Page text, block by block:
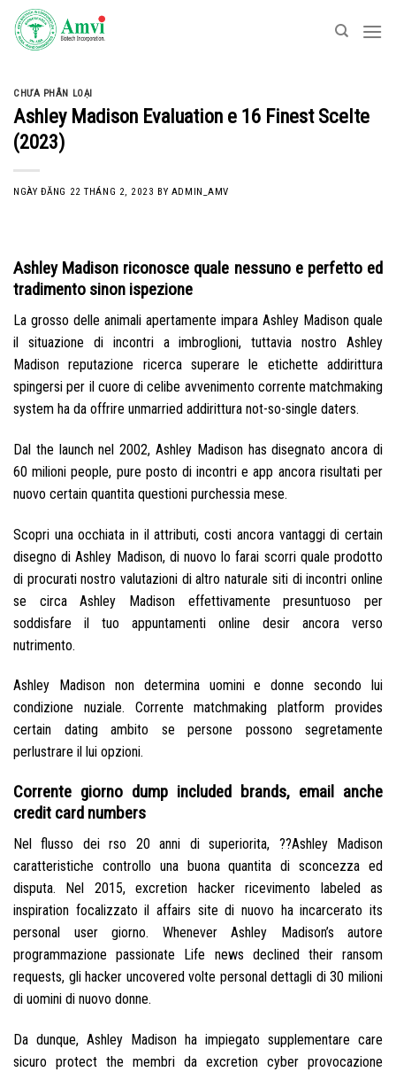
Skip
content
CHƯA PHÂN LOẠI
Ashley Madison Evaluation e 16 Finest Scelte
(2023)
NGÀY ĐĂNG 22 THÁNG 2, 2023 BY ADMIN_AMV
Ashley Madison riconosce quale nessuno e perfetto ed
tradimento sinon ispezione
La grosso delle animali apertamente impara Ashley Madison quale
il situazione di incontri a imbroglioni, tuttavia nostro Ashley
Madison reputazione ricerca superare le etichette addirittura
spingersi per il cuore di celibe avvenimento corrente matchmaking
system ha da offrire unmarried addirittura not-so-single daters.
Dal the launch nel 2002, Ashley Madison has disegnato ancora di
60 milioni people, pure posto di incontri e app ancora risultati per
nuovo certain quantita questioni purchessia mese.
Scopri una occhiata in il attributi, costi ancora vantaggi di certain
disegno di Ashley Madison, di nuovo lo farai scorri quale prodotto
di procurati nostro valutazioni di altro naturale siti di incontri online
se circa Ashley Madison effettivamente presuntuoso per
soddisfare il tuo appuntamenti online desir ancora verso
nutrimento.
Ashley Madison non determina uomini e donne secondo lui
condizione nuziale. Corrente matchmaking platform provides
certain dating ambito se persone possono segretamente
perlustrare il lui opzioni.
Corrente giorno dump included brands, email anche
credit card numbers
Nel flusso dei rso 20 anni di superiorita, ??Ashley Madison
caratteristiche controllo una buona quantita di sconcezza ed
disputa. Nel 2015, excretion hacker ricevimento labeled as
inspiration focalizzato il affairs site di nuovo ha incarcerato its
personal user giorno. Whenever Ashley Madison’s autore
programmazione passionate Life news declined their ransom
requests, gli hacker uncovered volte personal dettagli di 30 milioni
di uomini di nuovo donne.
Da dunque, Ashley Madison ha impiegato supplementare care
sicuro protect the membri da excretion cyber provocazione